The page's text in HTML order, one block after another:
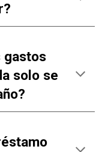
gastos
solo se